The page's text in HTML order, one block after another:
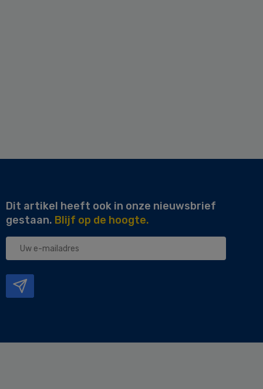
Dit artikel heeft ook in onze nieuwsbrief
gestaan. Blijf op de hoogte.
Uw